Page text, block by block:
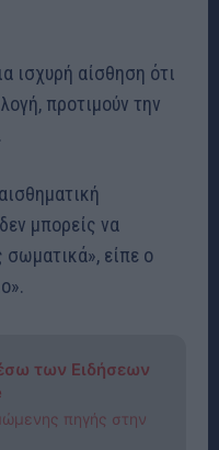
ισχυρή αίσθηση ότι
προτιμούν την
μπορείς να
σωματικά», είπε ο
των Ειδήσεων
πηγής στην